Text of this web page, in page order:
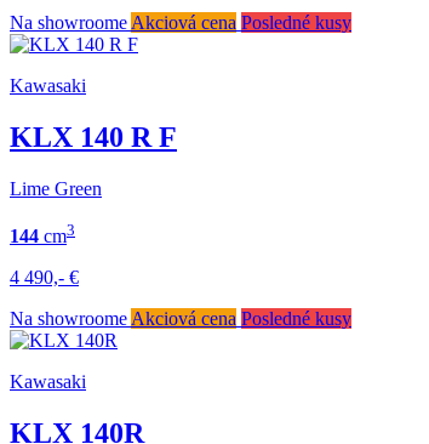
Na showroomeAkciová cena Posledné kusy
Kawasaki
KLX 140 R F
Lime Green
144 cm3
4 490,- €
Na showroome Akciová cena Posledné kusy
Kawasaki
KLX 140R